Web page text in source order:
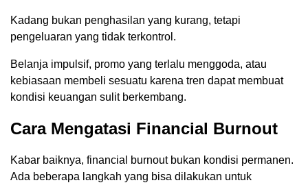
Kadang bukan penghasilan yang kurang, tetapi
pengeluaran yang tidak terkontrol.
Belanja impulsif, promo yang terlalu menggoda, atau
kebiasaan membeli sesuatu karena tren dapat membuat
kondisi keuangan sulit berkembang.
Cara Mengatasi Financial Burnout
Kabar baiknya, financial burnout bukan kondisi permanen.
Ada beberapa langkah yang bisa dilakukan untuk